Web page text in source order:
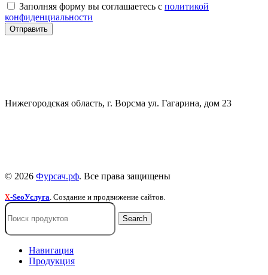
Заполняя форму вы соглашаетесь с политикой
конфиденциальности
Нижегородская область, г. Ворсма ул. Гагарина, дом 23
© 2026 Фурсач.рф. Все права защищены
X-SeoУслуга . Создание и продвижение сайтов.
Search
Навигация
Продукция